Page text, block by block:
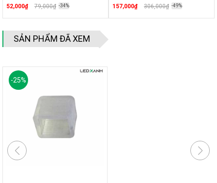
52,000₫ 79,000₫ -34% 157,000₫ 306,000₫ -49%
SẢN PHẨM ĐÃ XEM
-25%